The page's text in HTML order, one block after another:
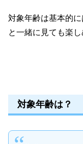
対象年齢は基本的
と一緒に見ても楽
対象年齢は？